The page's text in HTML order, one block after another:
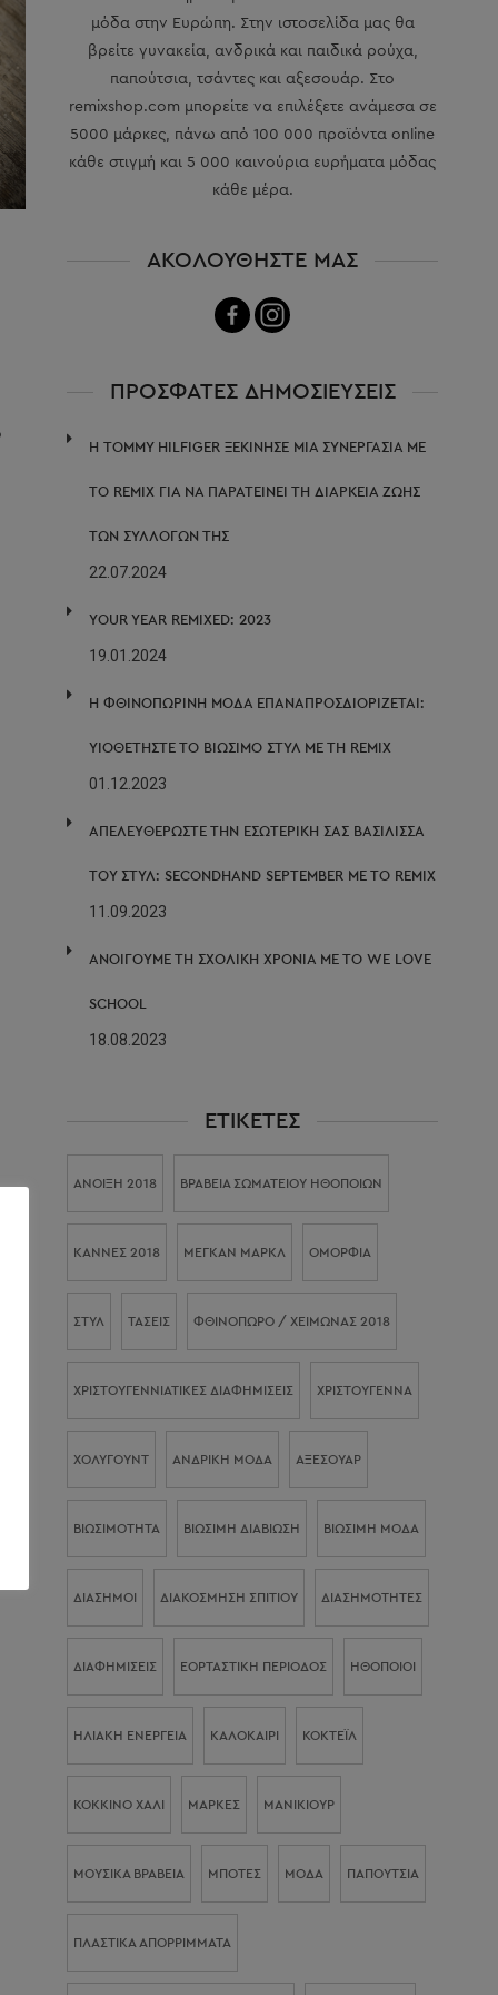
μόδα στην Ευρώπη. Στην ιστοσελίδα μας θα
βρείτε γυνακεία, ανδρικά και παιδικά ρούχα,
παπούτσια, τσάντες και αξεσουάρ. Στο
remixshop.com μπορείτε να επιλέξετε ανάμεσα σε
5000 μάρκες, πάνω από 100 000 προϊόντα online
κάθε στιγμή και 5 000 καινούρια ευρήματα μόδας
κάθε μέρα.
ΑΚΟΛΟΥΘΗΣΤΕ ΜΑΣ
ΠΡΟΣΦΑΤΕΣ ΔΗΜΟΣΙΕΥΣΕΙΣ
Η TOMMY HILFIGER ΞΕΚΊΝΗΣΕ ΜΙΑ ΣΥΝΕΡΓΑΣΊΑ ΜΕ
ΤΟ REMIX ΓΙΑ ΝΑ ΠΑΡΑΤΕΊΝΕΙ ΤΗ ΔΙΆΡΚΕΙΑ ΖΩΉΣ
ΤΩΝ ΣΥΛΛΟΓΏΝ ΤΗΣ
22.07.2024
YOUR YEAR REMIXED: 2023
19.01.2024
Η ΦΘΙΝΟΠΩΡΙΝΉ ΜΌΔΑ ΕΠΑΝΑΠΡΟΣΔΙΟΡΊΖΕΤΑΙ:
ΥΙΟΘΕΤΉΣΤΕ ΤΟ ΒΙΏΣΙΜΟ ΣΤΥΛ ΜΕ ΤΗ REMIX
01.12.2023
ΑΠΕΛΕΥΘΕΡΩΣΤΕ ΤΗΝ ΕΣΩΤΕΡΙΚΗ ΣΑΣ ΒΑΣΙΛΙΣΣΑ
ΤΟΥ ΣΤΥΛ: SECONDHAND SEPTEMBER ΜΕ ΤΟ REMIX
11.09.2023
ΑΝΟΙΓΟΥΜΕ ΤΗ ΣΧΟΛΙΚΗ ΧΡΟΝΙΑ ΜΕ ΤΟ WE LOVE
SCHOOL
18.08.2023
ΕΤΙΚΈΤΕΣ
ΆΝΟΙΞΗ 2018 ΒΡΑΒΕΊΑ ΣΩΜΑΤΕΊΟΥ ΗΘΟΠΟΙΏΝ
ΚΆΝΝΕΣ 2018 ΜΈΓΚΑΝ ΜΑΡΚΛ ΟΜΟΡΦΙΑ
ΣΤΥΛ ΤΑΣΕΙΣ ΦΘΙΝΌΠΩΡΟ / ΧΕΙΜΏΝΑΣ 2018
ΧΡΙΣΤΟΥΓΕΝΝΙΆΤΙΚΕΣ ΔΙΑΦΗΜΊΣΕΙΣ ΧΡΙΣΤΟΎΓΕΝΝΑ
ΧΌΛΥΓΟΥΝΤ ΑΝΔΡΙΚΉ ΜΌΔΑ ΑΞΕΣΟΥΆΡ
ΒΙΩΣΙΜΌΤΗΤΑ ΒΙΏΣΙΜΗ ΔΙΑΒΊΩΣΗ ΒΙΏΣΙΜΗ ΜΌΔΑ
ΔΙΆΣΗΜΟΙ ΔΙΑΚΌΣΜΗΣΗ ΣΠΙΤΙΟΎ ΔΙΑΣΗΜΌΤΗΤΕΣ
ΔΙΑΦΗΜΊΣΕΙΣ ΕΟΡΤΑΣΤΙΚΉ ΠΕΡΊΟΔΟΣ ΗΘΟΠΟΙΟΊ
ΗΛΙΑΚΉ ΕΝΈΡΓΕΙΑ ΚΑΛΟΚΑΊΡΙ ΚΟΚΤΈΙΛ
ΚΌΚΚΙΝΟ ΧΑΛΊ ΜΆΡΚΕΣ ΜΑΝΙΚΙΟΎΡ
ΜΟΥΣΙΚΆ ΒΡΑΒΕΊΑ ΜΠΌΤΕΣ ΜΌΔΑ ΠΑΠΟΎΤΣΙΑ
ΠΛΑΣΤΙΚΆ ΑΠΟΡΡΊΜΜΑΤΑ